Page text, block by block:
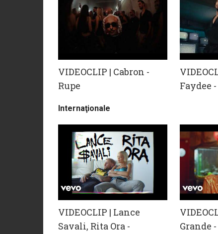
VIDEOCLIP | Cabron -
Rupe
Faydee
Internaţionale
VIDEOCLIP | Lance
Savali, Rita Ora -
Grande